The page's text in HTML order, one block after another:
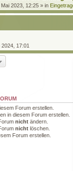
Mai 2023, 12:25 » in
2024, 17:01
Forum erstellen.
in diesem Forum erstellen.
nicht ändern.
nicht löschen.
Forum erstellen.